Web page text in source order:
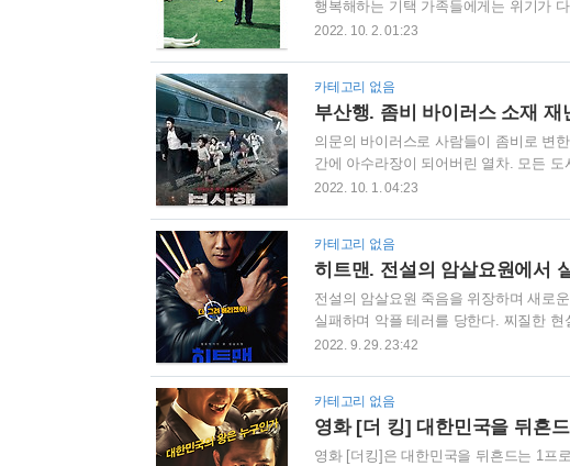
행복해하는 기택 가족들에게는 위기가
영화 [기생충] 줄거리 백수로 살고 있는
파를 잡는다. 기택(송강호 배우)의 사업
으며 생활을 하지만 가족들은 사이가 좋
2022. 10. 2. 01:23
카테고리 없음
부산행. 좀비 바이러스 소재 재
의문의 바이러스로 사람들이 좀비로 변
간에 아수라장이 되어버린 열차. 모든
비 바이러스 소재 재난 영화[부산행] 줄
각하는 김대리에게 짜증을 낸다. 사회적
자신이 키운다며 아내와 통화 중이나 자
2022. 10. 1. 04:23
카테고리 없음
히트맨. 전설의 암살요원에서
전설의 암살요원 죽음을 위장하며 새로
실패하며 악플 테러를 당한다. 찌질한
은 대박이 나지만 국정원과 테러리스트
인 아버지처럼 나라를 위해 일을 해야 한
1급 기밀 프로젝트 암살요원을 양성하는
2022. 9. 29. 23:42
카테고리 없음
영화 [더 킹] 대한민국을 뒤흔
영화 [더킹]은 대한민국을 뒤흔드는 1프